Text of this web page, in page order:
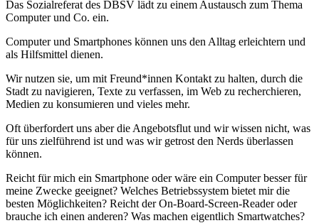
Das Sozialreferat des DBSV lädt zu einem Austausch zum Thema
Computer und Co. ein.
Computer und Smartphones können uns den Alltag erleichtern und
als Hilfsmittel dienen.
Wir nutzen sie, um mit Freund*innen Kontakt zu halten, durch die
Stadt zu navigieren, Texte zu verfassen, im Web zu recherchieren,
Medien zu konsumieren und vieles mehr.
Oft überfordert uns aber die Angebotsflut und wir wissen nicht, was
für uns zielführend ist und was wir getrost den Nerds überlassen
können.
Reicht für mich ein Smartphone oder wäre ein Computer besser für
meine Zwecke geeignet? Welches Betriebssystem bietet mir die
besten Möglichkeiten? Reicht der On-Board-Screen-Reader oder
brauche ich einen anderen? Was machen eigentlich Smartwatches?